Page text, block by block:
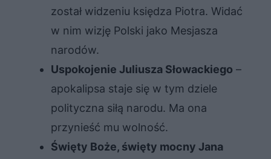
został widzeniu księdza Piotra. Widać
w nim wizję Polski jako Mesjasza
narodów.
Uspokojenie Juliusza Słowackiego –
apokalipsa staje się w tym dziele
polityczna siłą narodu. Ma ona
przynieść mu wolność.
Święty Boże, święty mocny Jana